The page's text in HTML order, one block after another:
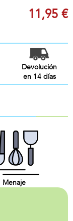
11,95 €
Devolución
en 14 días
Menaje